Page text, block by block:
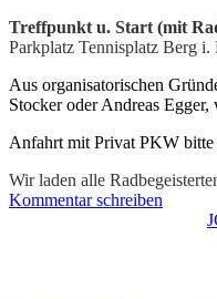
Treffpunkt u. Start (mit
Parkplatz Tennisplatz Berg i.
Aus organisatorischen
Stocker oder Andreas Egger,
Anfahrt mit Privat PKW bitte
Wir laden alle
Kommentar schreiben